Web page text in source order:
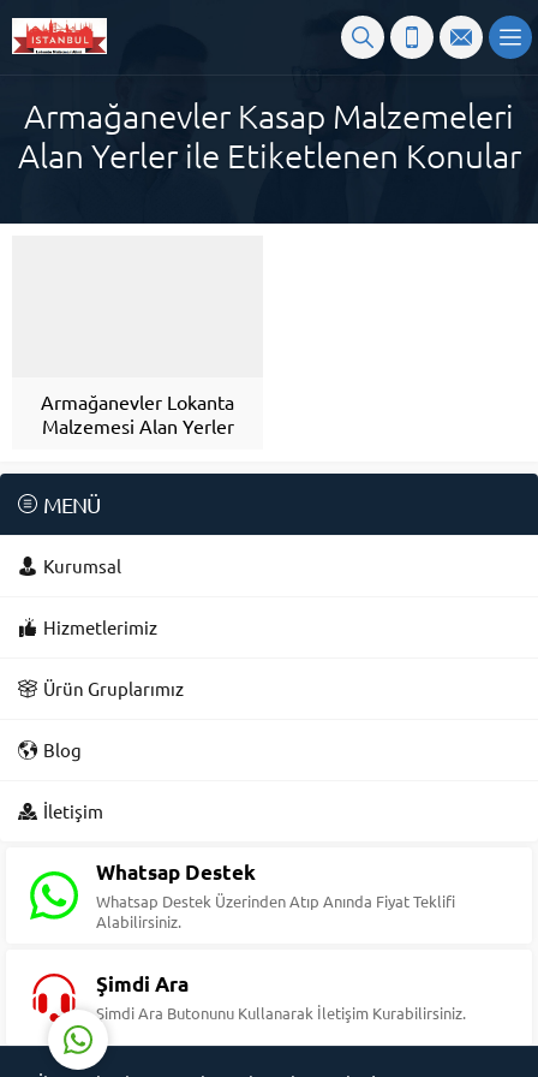
Armağanevler Kasap Malzemeleri
Alan Yerler ile Etiketlenen Konular
Armağanevler Lokanta
Malzemesi Alan Yerler
MENÜ
Kurumsal
Hizmetlerimiz
Ürün Gruplarımız
Blog
İletişim
Whatsap Destek
Whatsap Destek Üzerinden Atıp Anında Fiyat Teklifi
Alabilirsiniz.
Şimdi Ara
Şimdi Ara Butonunu Kullanarak İletişim Kurabilirsiniz.